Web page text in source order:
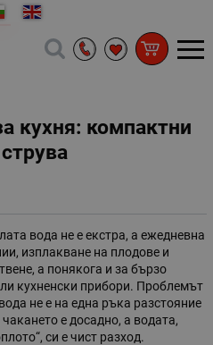
кухня: компактни
вода не е екстрa, а ежедневна
изплакване на плодове и
а понякога и за бързо
кухненски прибори. Проблемът
не е на една ръка разстояние
е досадно, а водата,
си е чист разход.